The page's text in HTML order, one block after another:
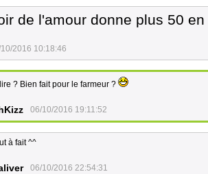
de l'amour donne plus 50
2016 10:18:46
? Bien fait pour le farmeur ?
06/10/2016 19:11:52
à fait ^^
06/10/2016 22:54:31